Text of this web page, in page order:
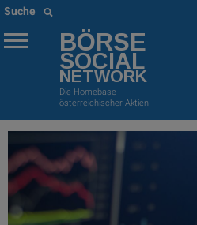
Suche
BÖRSE
SOCIAL
NETWORK
Die Homebase
österreichischer Aktien